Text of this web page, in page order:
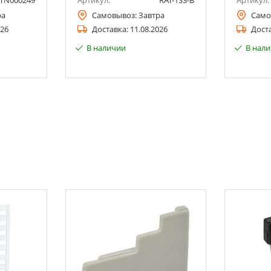
Самовывоз:Завтра
Доставка: 11.08.2026
В наличии
В